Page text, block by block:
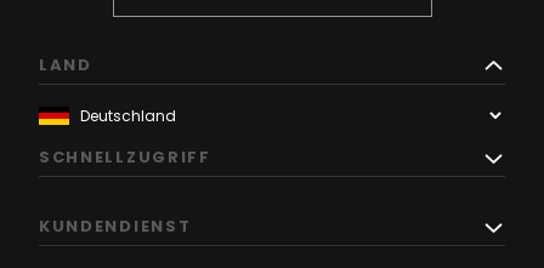
LAND
SCHNELLZUGRIFF
KUNDENDIENST